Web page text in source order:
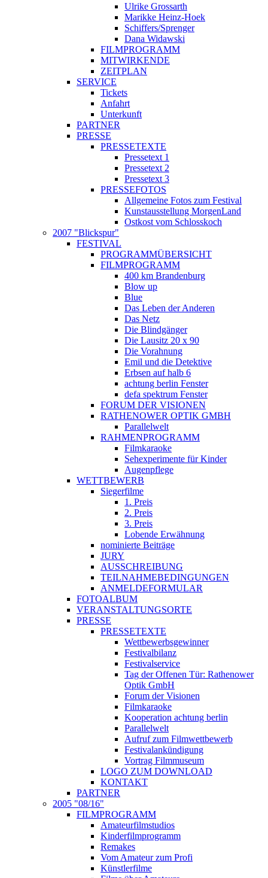
Ulrike Grossarth
Marikke Heinz-Hoek
Schiffers/Sprenger
Dana Widawski
FILMPROGRAMM
MITWIRKENDE
ZEITPLAN
SERVICE
Tickets
Anfahrt
Unterkunft
PARTNER
PRESSE
PRESSETEXTE
Pressetext 1
Pressetext 2
Pressetext 3
PRESSEFOTOS
Allgemeine Fotos zum Festival
Kunstausstellung MorgenLand
Ostkost vom Schlosskoch
2007 "Blickspur"
FESTIVAL
PROGRAMMÜBERSICHT
FILMPROGRAMM
400 km Brandenburg
Blow up
Blue
Das Leben der Anderen
Das Netz
Die Blindgänger
Die Lausitz 20 x 90
Die Vorahnung
Emil und die Detektive
Erbsen auf halb 6
achtung berlin Fenster
defa spektrum Fenster
FORUM DER VISIONEN
RATHENOWER OPTIK GMBH
Parallelwelt
RAHMENPROGRAMM
Filmkaraoke
Sehexperimente für Kinder
Augenpflege
WETTBEWERB
Siegerfilme
1. Preis
2. Preis
3. Preis
Lobende Erwähnung
nominierte Beiträge
JURY
AUSSCHREIBUNG
TEILNAHMEBEDINGUNGEN
ANMELDEFORMULAR
FOTOALBUM
VERANSTALTUNGSORTE
PRESSE
PRESSETEXTE
Wettbewerbsgewinner
Festivalbilanz
Festivalservice
Tag der Offenen Tür: Rathenower
Optik GmbH
Forum der Visionen
Filmkaraoke
Kooperation achtung berlin
Parallelwelt
Aufruf zum Filmwettbewerb
Festivalankündigung
Vortrag Filmmuseum
LOGO ZUM DOWNLOAD
KONTAKT
PARTNER
2005 "08/16"
FILMPROGRAMM
Amateurfilmstudios
Kinderfilmprogramm
Remakes
Vom Amateur zum Profi
Künstlerfilme